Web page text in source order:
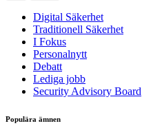
Digital Säkerhet
Traditionell Säkerhet
I Fokus
Personalnytt
Debatt
Lediga jobb
Security Advisory Board
Populära ämnen